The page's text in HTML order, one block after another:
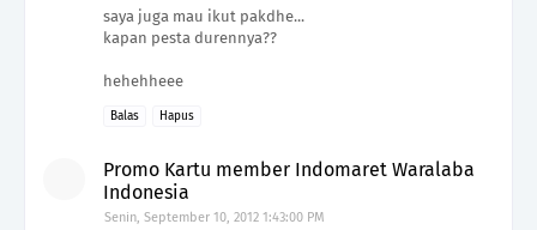
saya juga mau ikut pakdhe...
kapan pesta durennya??
hehehheee
Balas Hapus
Promo Kartu member Indomaret Waralaba
Indonesia
Senin, September 10, 2012 1:43:00 PM